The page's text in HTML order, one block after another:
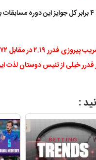
۱ راجر فدرر خیلی از تنیس دوستان
: